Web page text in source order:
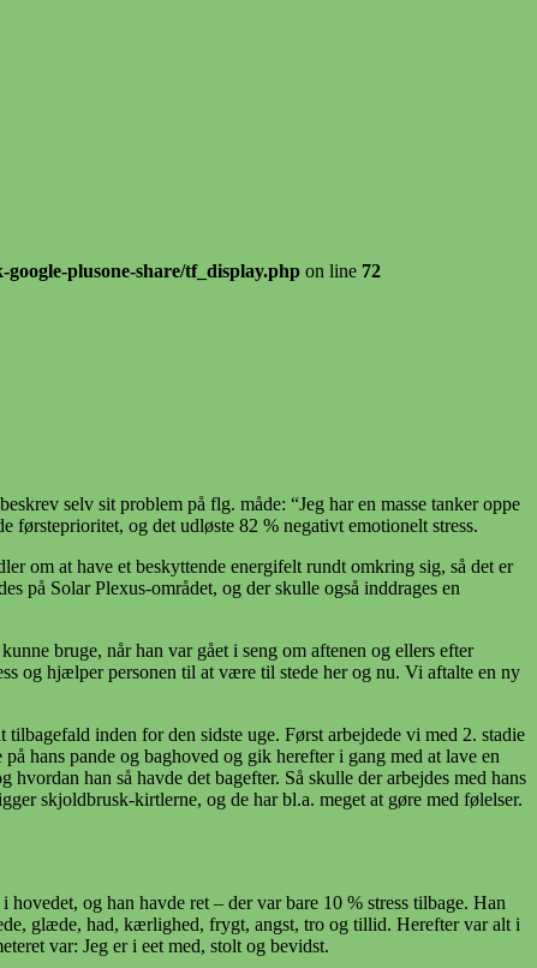
plusone-share/tf_display.php on line 72
selv sit problem på flg. måde: “Jeg har en masse tanker oppe
og det udløste 82 % negativt emotionelt stress.
om at have et beskyttende energifelt rundt omkring sig, så det er
på Solar Plexus-området, og der skulle også inddrages en
bruge, når han var gået i seng om aftenen og ellers efter
og hjælper personen til at være til stede her og nu. Vi aftalte en ny
inden for den sidste uge. Først arbejdede vi med 2. stadie
hans pande og baghoved og gik herefter i gang med at lave en
han så havde det bagefter. Så skulle der arbejdes med hans
skjoldbrusk-kirtlerne, og de har bl.a. meget at gøre med følelser.
og han havde ret – der var bare 10 % stress tilbage. Han
glæde, had, kærlighed, frygt, angst, tro og tillid. Herefter var alt i
var: Jeg er i eet med, stolt og bevidst.